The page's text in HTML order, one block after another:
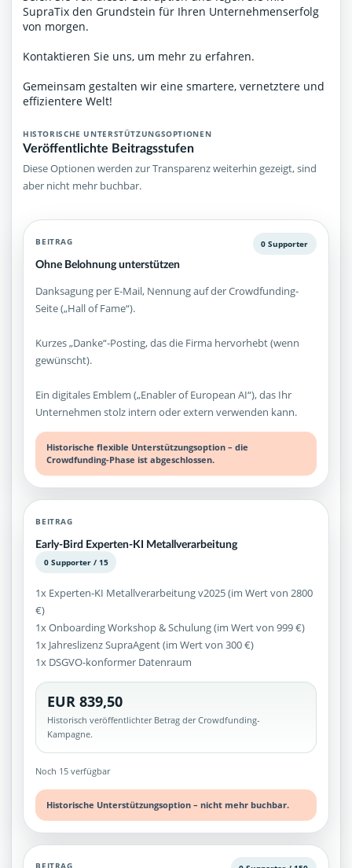
SupraTix den Grundstein für Ihren Unternehmenserfolg
von morgen.
Kontaktieren Sie uns, um mehr zu erfahren.
Gemeinsam gestalten wir eine smartere, vernetztere und
effizientere Welt!
HISTORISCHE UNTERSTÜTZUNGSOPTIONEN
Veröffentlichte Beitragsstufen
Diese Optionen werden zur Transparenz weiterhin gezeigt, sind
aber nicht mehr buchbar.
BEITRAG
Ohne Belohnung unterstützen
0 Supporter
Danksagung per E-Mail, Nennung auf der Crowdfunding-
Seite („Hall of Fame“).
Kurzes „Danke“-Posting, das die Firma hervorhebt (wenn
gewünscht).
Ein digitales Emblem („Enabler of European AI“), das Ihr
Unternehmen stolz intern oder extern verwenden kann.
Historische flexible Unterstützungsoption – die
Crowdfunding-Phase ist abgeschlossen.
BEITRAG
Early-Bird Experten-KI Metallverarbeitung
0 Supporter / 15
1x Experten-KI Metallverarbeitung v2025 (im Wert von 2800
€)
1x Onboarding Workshop & Schulung (im Wert von 999 €)
1x Jahreslizenz SupraAgent (im Wert von 300 €)
1x DSGVO-konformer Datenraum
EUR 839,50
Historisch veröffentlichter Betrag der Crowdfunding-
Kampagne.
Noch 15 verfügbar
Historische Unterstützungsoption – nicht mehr buchbar.